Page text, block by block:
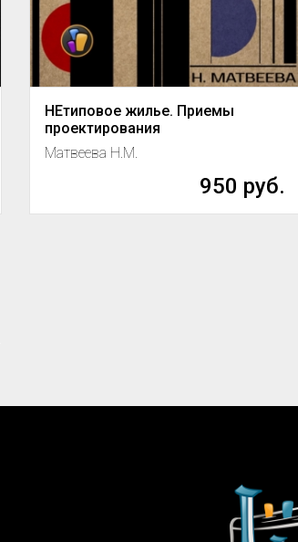
НЕтиповое жилье. Приемы
проектирования
Матвеева Н.М.
950 руб.